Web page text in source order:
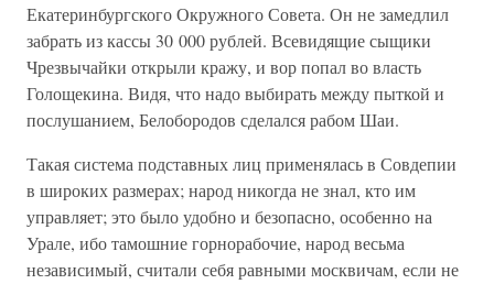
Екатеринбургского Окружного Совета. Он не замедлил
забрать из кассы 30 000 рублей. Всевидящие сыщики
Чрезвычайки открыли кражу, и вор попал во власть
Голощекина. Видя, что надо выбирать между пыткой и
послушанием, Белобородов сделался рабом Шаи.
Такая система подставных лиц применялась в Совдепии
в широких размерах; народ никогда не знал, кто им
управляет; это было удобно и безопасно, особенно на
Урале, ибо тамошние горнорабочие, народ весьма
независимый, считали себя равными москвичам, если не